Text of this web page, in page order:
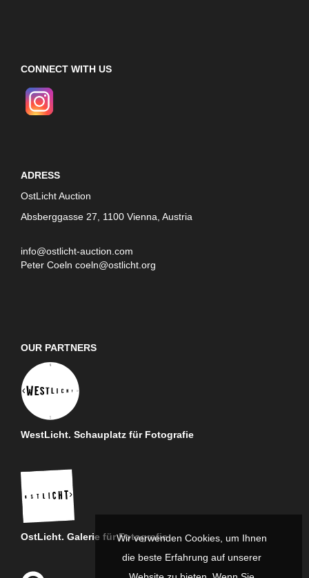
CONNECT WITH US
ADRESS
OstLicht Auction
Absberggasse 27, 1100 Vienna, Austria
info@ostlicht-auction.com
Peter Coeln coeln@ostlicht.org
OUR PARTNERS
WestLicht. Schauplatz für Fotografie
OstLicht. Galerie für FotografieWir verwenden Cookies, um Ihnen
die beste Erfahrung auf unserer